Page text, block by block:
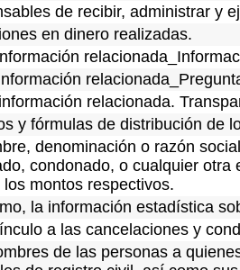
de recibir, administrar y
en dinero realizadas.
relacionada.
y fórmulas de distribución de
denominación o razón
condonado, o cualquier
montos respectivos.
la información estadística
a las cancelaciones y
de las personas a